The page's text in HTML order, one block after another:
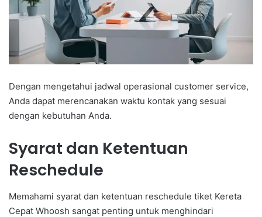
Dengan mengetahui jadwal operasional customer service,
Anda dapat merencanakan waktu kontak yang sesuai
dengan kebutuhan Anda.
Syarat dan Ketentuan
Reschedule
Memahami syarat dan ketentuan reschedule tiket Kereta
Cepat Whoosh sangat penting untuk menghindari